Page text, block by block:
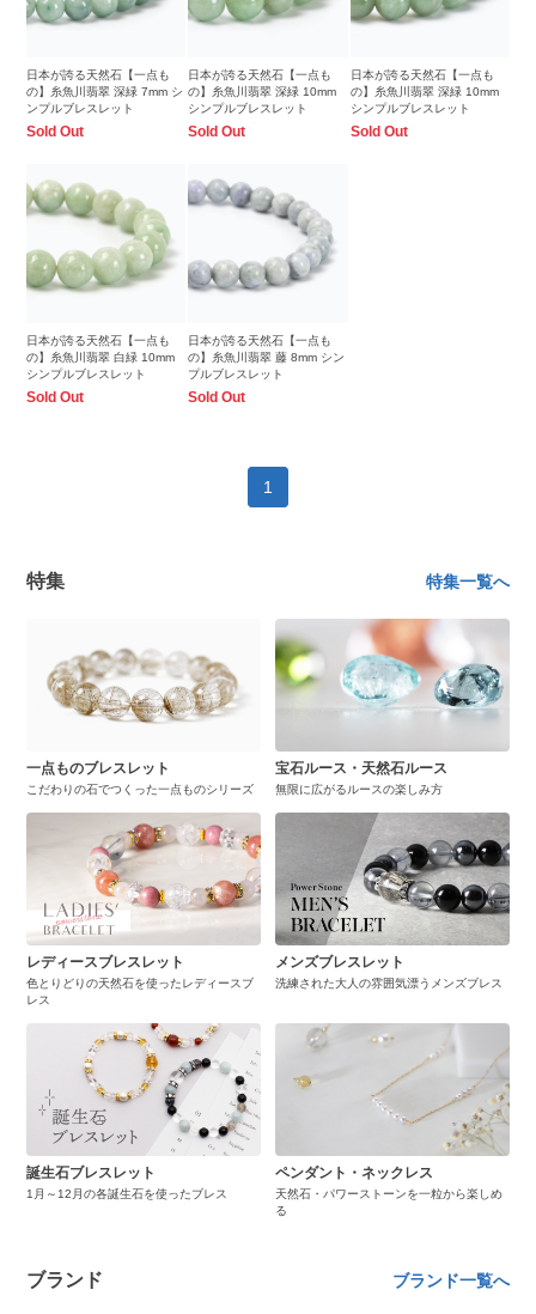
日本が誇る天然石【一点も
の】糸魚川翡翠 深緑 7mm シ
ンプルブレスレット
Sold Out
日本が誇る天然石【一点も
の】糸魚川翡翠 深緑 10mm
シンプルブレスレット
Sold Out
日本が誇る天然石【一点も
の】糸魚川翡翠 深緑 10mm
シンプルブレスレット
Sold Out
日本が誇る天然石【一点も
の】糸魚川翡翠 白緑 10mm
シンプルブレスレット
Sold Out
日本が誇る天然石【一点も
の】糸魚川翡翠 藤 8mm シン
プルブレスレット
Sold Out
1
特集 特集一覧へ
一点ものブレスレット
こだわりの石でつくった一点ものシリーズ
宝石ルース・天然石ルース
無限に広がるルースの楽しみ方
レディースブレスレット
色とりどりの天然石を使ったレディースブ
レス
メンズブレスレット
洗練された大人の雰囲気漂うメンズブレス
誕生石ブレスレット
1月～12月の各誕生石を使ったブレス
ペンダント・ネックレス
天然石・パワーストーンを一粒から楽しめ
る
ブランド ブランド一覧へ